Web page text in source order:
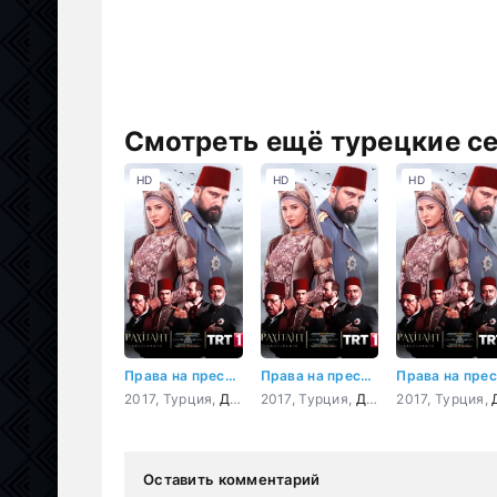
Смотреть ещё турецкие
Права на престол Абдулхамид
2017, Турция, Драма ,История
HD
Права на престол Абдулхамид 112 серия
2017, Турция, Драма ,История
HD
2017, Турция,
HD
Оставить комментарий